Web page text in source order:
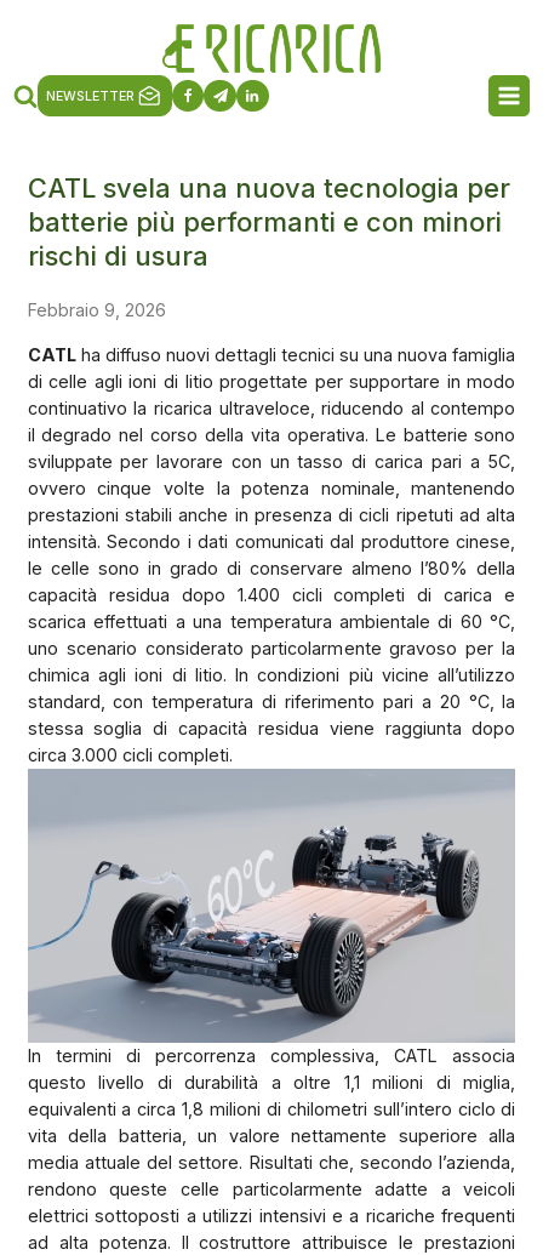
NEWSLETTER
CATL svela una nuova tecnologia per
batterie più performanti e con minori
rischi di usura
Febbraio 9, 2026
CATLha diffuso nuovi dettagli tecnici su una nuova famiglia
di celle agli ioni di litio progettate per supportare in modo
continuativo la ricarica ultraveloce, riducendo al contempo
il degrado nel corso della vita operativa. Le batterie sono
sviluppate per lavorare con un tasso di carica pari a 5C,
ovvero cinque volte la potenza nominale, mantenendo
prestazioni stabili anche in presenza di cicli ripetuti ad alta
intensità. Secondo i dati comunicati dal produttore cinese,
le celle sono in grado di conservare almeno l’80% della
capacità residua dopo 1.400 cicli completi di carica e
scarica effettuati a una temperatura ambientale di 60 °C,
uno scenario considerato particolarmente gravoso per la
chimica agli ioni di litio. In condizioni più vicine all’utilizzo
standard, con temperatura di riferimento pari a 20 °C, la
stessa soglia di capacità residua viene raggiunta dopo
circa 3.000 cicli completi.
In termini di percorrenza complessiva, CATL associa
questo livello di durabilità a oltre 1,1 milioni di miglia,
equivalenti a circa 1,8 milioni di chilometri sull’intero ciclo di
vita della batteria, un valore nettamente superiore alla
media attuale del settore. Risultati che, secondo l’azienda,
rendono queste celle particolarmente adatte a veicoli
elettrici sottoposti a utilizzi intensivi e a ricariche frequenti
ad alta potenza. Il costruttore attribuisce le prestazioni